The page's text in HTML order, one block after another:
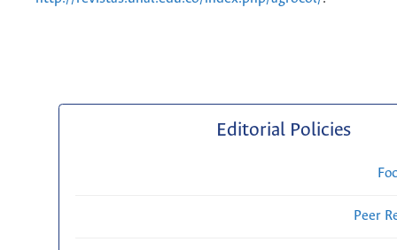
Editorial Policies
Peer